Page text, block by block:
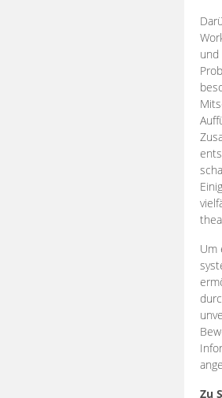
und
Um
Zu